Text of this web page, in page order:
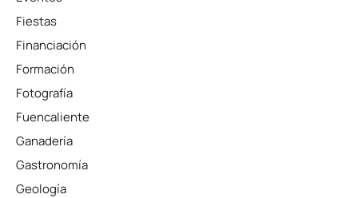
Fiestas
Financiación
Formación
Fotografía
Fuencaliente
Ganadería
Gastronomía
Geología